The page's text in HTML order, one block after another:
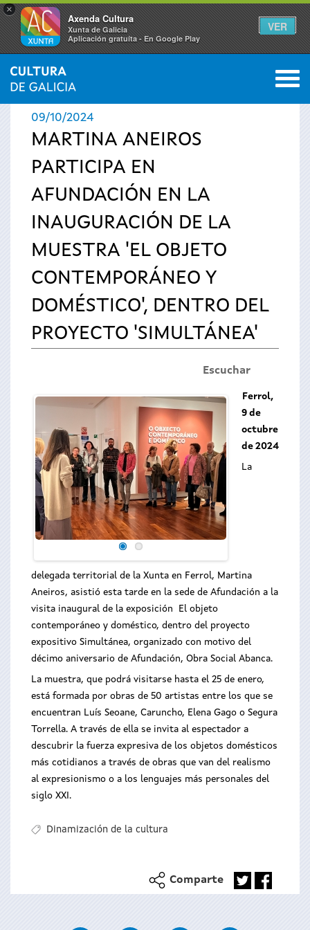
×
Axenda Cultura
Xunta de Galicia
Aplicación gratuíta - En Google Play
VER
Se
encuentra
usted
aquí
INICIO › ACTUALIDAD 0
09/10/2024
MARTINA ANEIROS
PARTICIPA EN
AFUNDACIÓN EN LA
INAUGURACIÓN DE LA
MUESTRA 'EL OBJETO
CONTEMPORÁNEO Y
DOMÉSTICO', DENTRO DEL
PROYECTO 'SIMULTÁNEA'
Escuchar
Ferrol,
9 de
octubre
de 2024
La
delegada territorial de la Xunta en Ferrol, Martina
Aneiros, asistió esta tarde en la sede de Afundación a la
visita inaugural de la exposición El objeto
contemporáneo y doméstico, dentro del proyecto
expositivo Simultánea, organizado con motivo del
décimo aniversario de Afundación, Obra Social Abanca.
La muestra, que podrá visitarse hasta el 25 de enero,
está formada por obras de 50 artistas entre los que se
encuentran Luís Seoane, Caruncho, Elena Gago o Segura
Torrella. A través de ella se invita al espectador a
descubrir la fuerza expresiva de los objetos domésticos
más cotidianos a través de obras que van del realismo
al expresionismo o a los lenguajes más personales del
siglo XXI.
Dinamización de la cultura
Comparte